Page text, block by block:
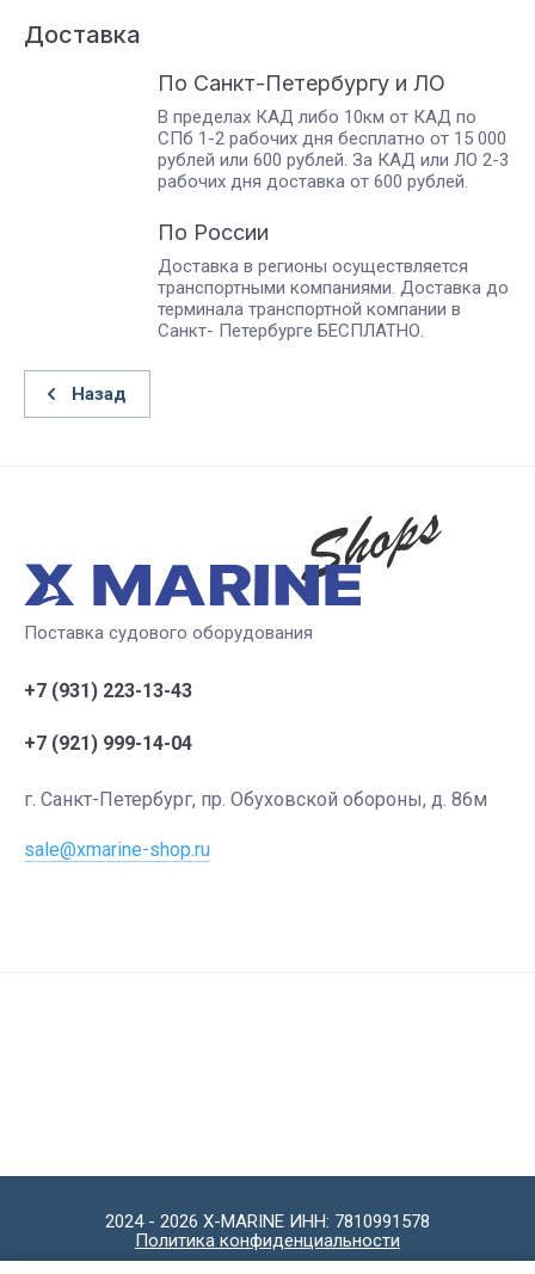
Доставка
По Санкт-Петербургу и ЛО
В пределах КАД либо 10км от КАД по
СПб 1-2 рабочих дня бесплатно от 15 000
рублей или 600 рублей. За КАД или ЛО 2-3
рабочих дня доставка от 600 рублей.
По России
Доставка в регионы осуществляется
транспортными компаниями. Доставка до
терминала транспортной компании в
Санкт- Петербурге БЕСПЛАТНО.
Назад
Поставка судового оборудования
+7 (931) 223-13-43
+7 (921) 999-14-04
г. Санкт-Петербург, пр. Обуховской обороны, д. 86м
sale@xmarine-shop.ru
2024 - 2026 X-MARINE ИНН: 7810991578
Политика конфиденциальности